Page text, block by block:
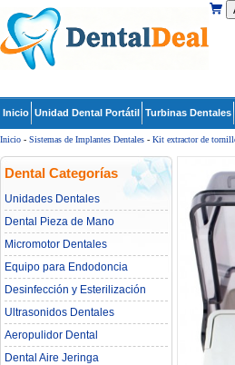
Inicio Unidad Dental Portátil Turbinas Dentales
Inicio - Sistemas de Implantes Dentales - Kit extractor de
Dental Categorías
Unidades Dentales
Dental Pieza de Mano
Micromotor Dentales
Equipo para Endodoncia
Desinfección y Esterilización
Ultrasonidos Dentales
Aeropulidor Dental
Dental Aire Jeringa